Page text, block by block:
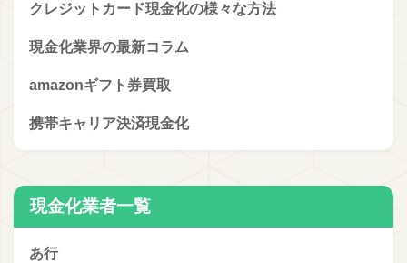
クレジットカード現金化の様々な方法
現金化業界の最新コラム
amazonギフト券買取
携帯キャリア決済現金化
現金化業者一覧
あ行